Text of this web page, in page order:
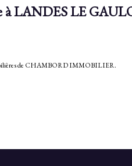
à LANDES LE
de CHAMBORD IMMOBILIER.